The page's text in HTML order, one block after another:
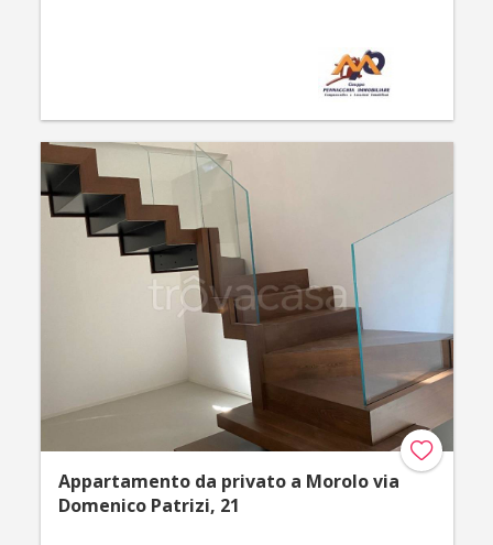
Appartamento da privato a Morolo via
Domenico Patrizi, 21